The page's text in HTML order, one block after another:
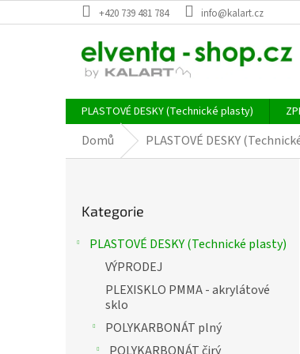
na
+420 739 481 784 info@kalart.cz
PLASTOVÉ DESKY (Technické plasty)
Domů PLASTOVÉ DESKY
kategorie
Kategorie
PLASTOVÉ DESKY (Technické plasty)
VÝPRODEJ
PLEXISKLO PMMA - akrylátové
sklo
POLYKARBONÁT plný
POLYKARBONÁT čirý